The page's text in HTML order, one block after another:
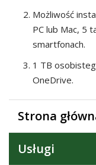
Możliwość
PC lub Mac, 5
smartfonach.
1 TB
OneDrive.
Strona
Usługi